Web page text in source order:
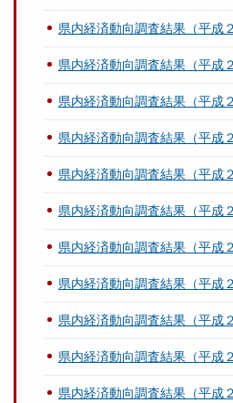
県内経済動向調査結果（平成
県内経済動向調査結果（平成
県内経済動向調査結果（平成
県内経済動向調査結果（平成
県内経済動向調査結果（平成
県内経済動向調査結果（平成
県内経済動向調査結果（平成
県内経済動向調査結果（平成
県内経済動向調査結果（平成
県内経済動向調査結果（平成
県内経済動向調査結果（平成